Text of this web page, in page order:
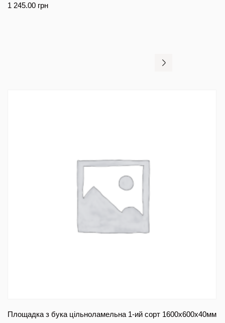
1 245.00 грн
Площадка з бука цільноламельна 1-ий сорт 1600х600х40мм